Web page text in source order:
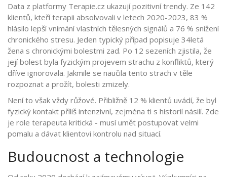
Data z platformy Terapie.cz ukazují pozitivní trendy. Ze 142
klientů, kteří terapii absolvovali v letech 2020-2023, 83 %
hlásilo lepší vnímání vlastních tělesných signálů a 76 % snížení
chronického stresu. Jeden typický případ popisuje 34letá
žena s chronickými bolestmi zad. Po 12 sezeních zjistila, že
její bolest byla fyzickým projevem strachu z konfliktů, který
dříve ignorovala. Jakmile se naučila tento strach v těle
rozpoznat a prožít, bolesti zmizely.
Není to však vždy růžové. Přibližně 12 % klientů uvádí, že byl
fyzický kontakt příliš intenzivní, zejména ti s historií násilí. Zde
je role terapeuta kritická - musí umět postupovat velmi
pomalu a dávat klientovi kontrolu nad situací.
Budoucnost a technologie